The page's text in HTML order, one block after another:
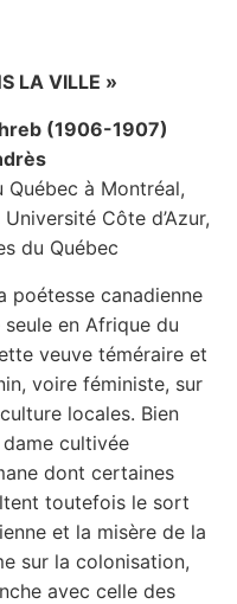
LA VILLE »
(1906-1907)
Québec à Montréal,
Côte d’Azur,
du Québec
poétesse canadienne
en Afrique du
veuve téméraire et
voire féministe, sur
locales. Bien
cultivée
dont certaines
toutefois le sort
et la misère de la
sur la colonisation,
avec celle des